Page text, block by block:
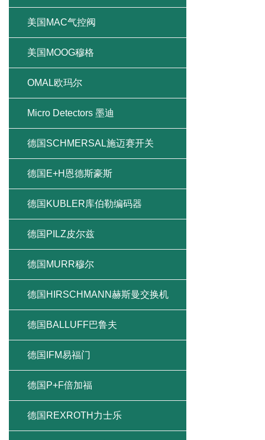
美国MAC气控阀
美国MOOG穆格
OMAL欧玛尔
Micro Detectors 墨迪
德国SCHMERSAL施迈赛开关
德国E+H恩德斯豪斯
德国KUBLER库伯勒编码器
德国PILZ皮尔兹
德国MURR穆尔
德国HIRSCHMANN赫斯曼交换机
德国BALLUFF巴鲁夫
德国IFM易福门
德国P+F倍加福
德国REXROTH力士乐